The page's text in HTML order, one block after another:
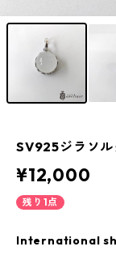
SV925ジラソ
¥12,000
残り1点
International